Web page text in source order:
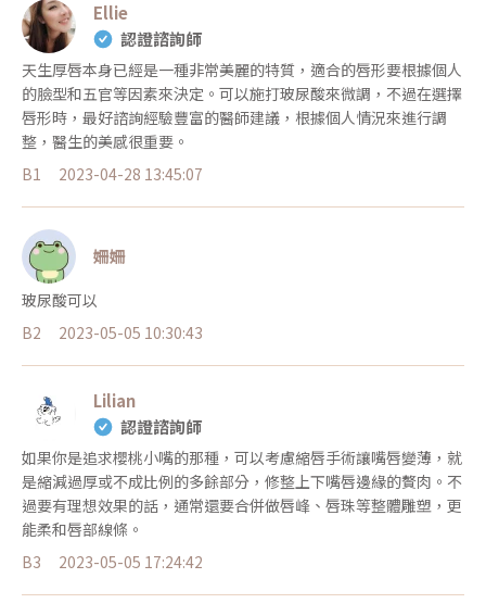
Ellie
認證諮詢師
天生厚唇本身已經是一種非常美麗的特質，適合的唇形要根據個人
的臉型和五官等因素來決定。可以施打玻尿酸來微調，不過在選擇
唇形時，最好諮詢經驗豐富的醫師建議，根據個人情況來進行調
整，醫生的美感很重要。
B1
2023-04-28 13:45:07
姍姍
玻尿酸可以
B2
2023-05-05 10:30:43
Lilian
認證諮詢師
如果你是追求櫻桃小嘴的那種，可以考慮縮唇手術讓嘴唇變薄，就
是縮減過厚或不成比例的多餘部分，修整上下嘴唇邊緣的贅肉。不
過要有理想效果的話，通常還要合併做唇峰、唇珠等整體雕塑，更
能柔和唇部線條。
B3
2023-05-05 17:24:42